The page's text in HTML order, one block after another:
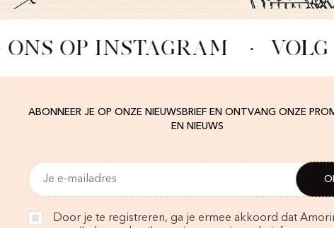
ONS OP INSTAGRAM ·
ABONNEER JE OP ONZE NIEUWSBRIEF EN ONTVANG ONZE
EN NIEUWS
Door je te registreren, ga je ermee akkoord dat